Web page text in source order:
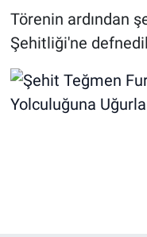
Törenin ardından
Şehitliği'ne